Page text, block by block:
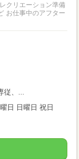
クリエーション準備
従、...
日 日曜日 祝日